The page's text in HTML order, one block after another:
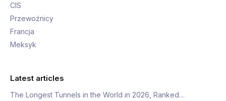
CIS
Przewoźnicy
Francja
Meksyk
Latest articles
The Longest Tunnels in the World in 2026, Ranked…